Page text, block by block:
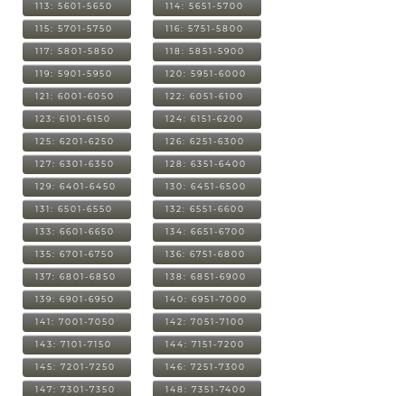
113: 5601-5650 114: 5651-5700
115: 5701-5750 116: 5751-5800
117: 5801-5850 118: 5851-5900
119: 5901-5950 120: 5951-6000
121: 6001-6050 122: 6051-6100
123: 6101-6150 124: 6151-6200
125: 6201-6250 126: 6251-6300
127: 6301-6350 128: 6351-6400
129: 6401-6450 130: 6451-6500
131: 6501-6550 132: 6551-6600
133: 6601-6650 134: 6651-6700
135: 6701-6750 136: 6751-6800
137: 6801-6850 138: 6851-6900
139: 6901-6950 140: 6951-7000
141: 7001-7050 142: 7051-7100
143: 7101-7150 144: 7151-7200
145: 7201-7250 146: 7251-7300
147: 7301-7350 148: 7351-7400